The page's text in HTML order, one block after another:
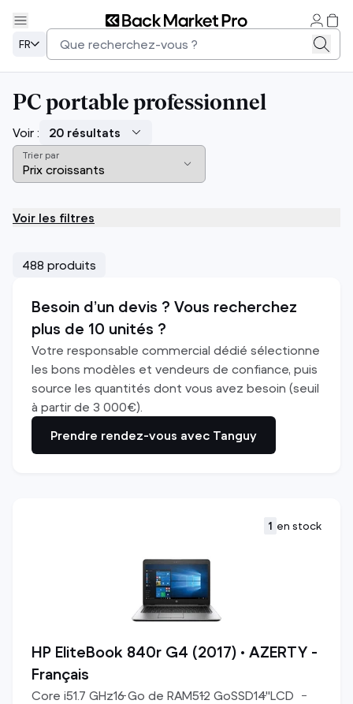
FR
PC portable professionnel
Voir :
Trier par
Voir les filtres
488 produits
Besoin d’un devis ? Vous recherchez
plus de 10 unités ?
Votre responsable commercial dédié sélectionne
les bons modèles et vendeurs de confiance, puis
source les quantités dont vous avez besoin (seuil
à partir de 3 000€).
Prendre rendez-vous avec Tanguy
1 en stock
HP EliteBook 840r G4 (2017) • AZERTY -
Français
Core i51.7 GHz16Go de RAM512 GoSSD14"LCD